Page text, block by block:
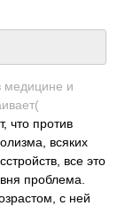
меди­цине и
что против
всяких
все это
проб­лема.
с ней